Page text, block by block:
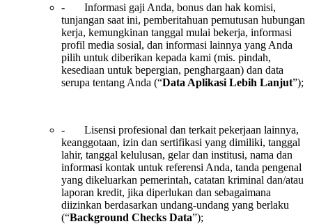
- Informasi gaji Anda, bonus dan hak komisi,
tunjangan saat ini, pemberitahuan pemutusan hubungan
kerja, kemungkinan tanggal mulai bekerja, informasi
profil media sosial, dan informasi lainnya yang Anda
pilih untuk diberikan kepada kami (mis. pindah,
kesediaan untuk bepergian, penghargaan) dan data
serupa tentang Anda (“Data Aplikasi Lebih Lanjut”);
- Lisensi profesional dan terkait pekerjaan lainnya,
keanggotaan, izin dan sertifikasi yang dimiliki, tanggal
lahir, tanggal kelulusan, gelar dan institusi, nama dan
informasi kontak untuk referensi Anda, tanda pengenal
yang dikeluarkan pemerintah, catatan kriminal dan/atau
laporan kredit, jika diperlukan dan sebagaimana
diizinkan berdasarkan undang-undang yang berlaku
(“Background Checks Data”);